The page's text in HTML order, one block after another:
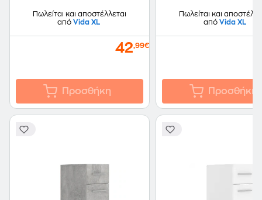
Πωλείται και αποστέλλεται
από Vida XL
42,99€
Προσθήκη
Πωλείται και
από Vida XL
Προσθήκη